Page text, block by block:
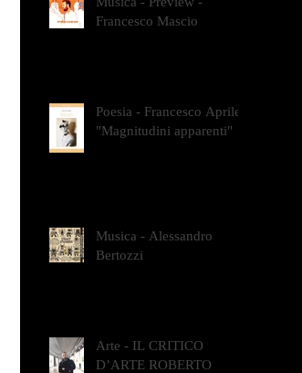
Francesco Mascio
Poesia - Francesco Aprile -
"Magnitudini apparenti"
Musica - Alessandro
Bertozzi
Arte - IL CRITICO
D’ARTE ROBERTO